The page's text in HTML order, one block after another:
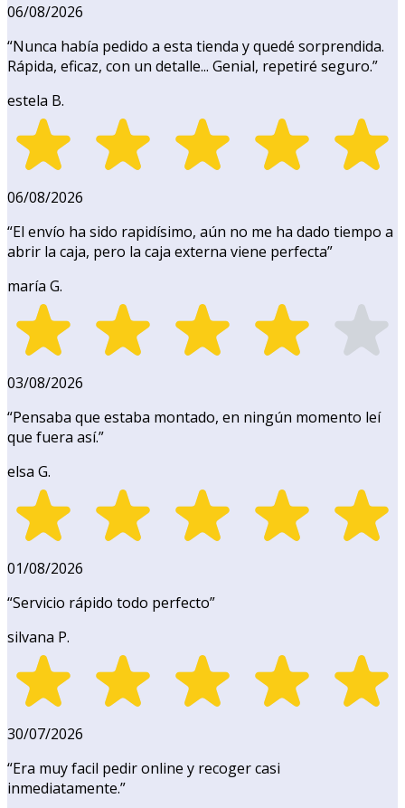
06/08/2026
“Nunca había pedido a esta tienda y quedé sorprendida.
Rápida, eficaz, con un detalle... Genial, repetiré seguro.”
estela B.
06/08/2026
“El envío ha sido rapidísimo, aún no me ha dado tiempo a
abrir la caja, pero la caja externa viene perfecta”
maría G.
03/08/2026
“Pensaba que estaba montado, en ningún momento leí
que fuera así.”
elsa G.
01/08/2026
“Servicio rápido todo perfecto”
silvana P.
30/07/2026
“Era muy facil pedir online y recoger casi
inmediatamente.”